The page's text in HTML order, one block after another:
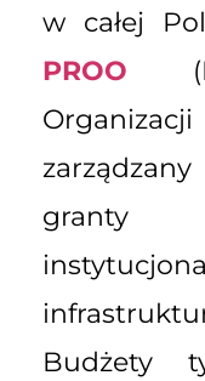
w całej
PROO
Budżety